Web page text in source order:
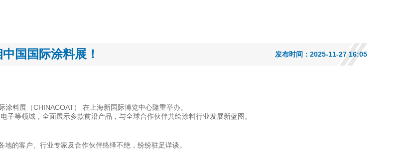
国国际涂料展！ 发布时间：2025-11-27 16:05
料展（CHINACOAT） 在上海新国际博览中心隆重举办。
等领域，全面展示多款前沿产品，与全球合作伙伴共绘涂料行业发展新蓝图。
地的客户、行业专家及合作伙伴络绎不绝，纷纷驻足详谈。